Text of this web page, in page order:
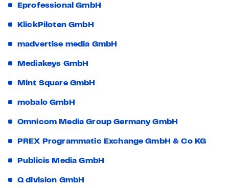
Eprofessional GmbH
KlickPiloten GmbH
madvertise media GmbH
Mediakeys GmbH
Mint Square GmbH
mobalo GmbH
Omnicom Media Group Germany GmbH
PREX Programmatic Exchange GmbH & Co KG
Publicis Media GmbH
Q division GmbH